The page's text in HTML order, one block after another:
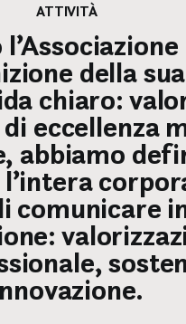
ATTIVITÀ
della
chiaro:
eccellenza
abbiamo
comunicare